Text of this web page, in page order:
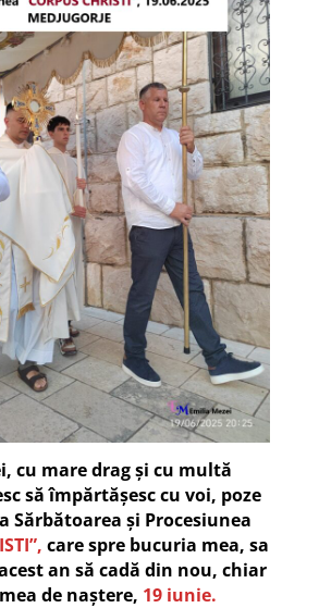
cu mare drag și cu multă
să împărtășesc cu voi, poze
Sărbătoarea și Procesiunea
care spre bucuria mea, sa
an să cadă din nou, chiar
de naștere, 19 iunie.